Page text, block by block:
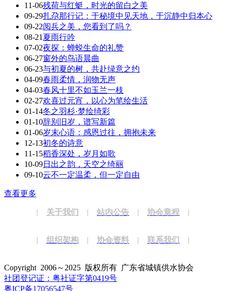
11-06残荷与红蜓，时光的留白之美
09-29扎尕那行记：于秘境中见天地，于沉静中归本心
09-22阅兵之美，您看到了吗？
08-21 夏雨行吟
07-02夜探：蝉蜕生命的礼赞
06-27窗外的鸟语晨曲
06-23与初夏的树，共赴绿意之约
04-09春雨柔情，润物无声
04-03春风十里不如玉兰一枝
02-27欢喜过元宵，以心为笔绘生活
01-14冬之羽杉·梦绘绮彩
01-10辞别旧岁，谱写新篇
01-06岁末心语：感恩过往，拥抱未来
12-13初冬的诗意
11-15稻香深处，岁月如歌
10-09日出之韵，天空之绮丽
09-10云不一定温柔，但一定自由
查看更多
| 关于我们 | 站内公告 | 协会章程 |
| 组织架构 | 协会资料 | 联系我们 |
Copyright 2006～2025 版权所有 广东省城镇供水协会
社团登记证：粤社证字第0419号
粤ICP备17056547号